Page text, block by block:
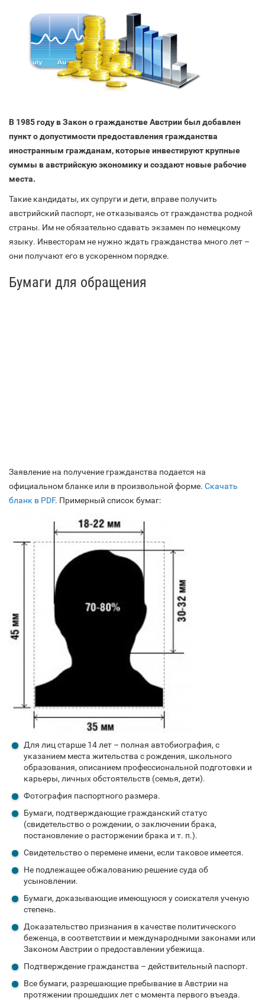
В 1985 году в Закон о гражданстве Австрии был добавлен
пункт о допустимости предоставления гражданства
иностранным гражданам, которые инвестируют крупные
суммы в австрийскую экономику и создают новые рабочие
места.
Такие кандидаты, их супруги и дети, вправе получить
австрийский паспорт, не отказываясь от гражданства родной
страны. Им не обязательно сдавать экзамен по немецкому
языку. Инвесторам не нужно ждать гражданства много лет –
они получают его в ускоренном порядке.
Бумаги для обращения
Заявление на получение гражданства подается на
официальном бланке или в произвольной форме. Скачать
бланк в PDF. Примерный список бумаг:
Для лиц старше 14 лет – полная автобиография, с
указанием места жительства с рождения, школьного
образования, описанием профессиональной подготовки и
карьеры, личных обстоятельств (семья, дети).
Фотография паспортного размера.
Бумаги, подтверждающие гражданский статус
(свидетельство о рождении, о заключении брака,
постановление о расторжении брака и т. п.).
Свидетельство о перемене имени, если таковое имеется.
Не подлежащее обжалованию решение суда об
усыновлении.
Бумаги, доказывающие имеющуюся у соискателя ученую
степень.
Доказательство признания в качестве политического
беженца, в соответствии и международными законами или
Законом Австрии о предоставлении убежища.
Подтверждение гражданства – действительный паспорт.
Все бумаги, разрешающие пребывание в Австрии на
протяжении прошедших лет с момента первого въезда.